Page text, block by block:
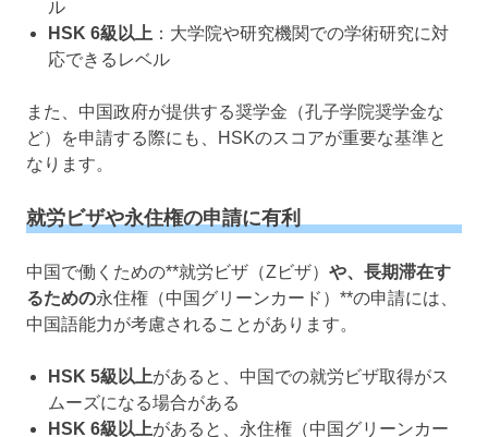
ル
HSK 6級以上 ：大学院や研究機関での学術研究に対
応できるレベル
また、中国政府が提供する奨学金（孔子学院奨学金な
ど）を申請する際にも、HSKのスコアが重要な基準と
なります。
就労ビザや永住権の申請に有利
中国で働くための**就労ビザ（Zビザ） や、長期滞在す
るための永住権（中国グリーンカード）**の申請には、
中国語能力が考慮されることがあります。
HSK 5級以上があると、中国での就労ビザ取得がス
ムーズになる場合がある
HSK 6級以上があると、永住権（中国グリーンカー